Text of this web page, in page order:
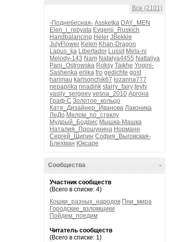
Все (2101)
-Поднебесная- Assketka DAY_MEN
Elen_i_rebyata Evgenij_Ruskich
Handbalancing Heler JBekkie
JulyFlower Kelen Khan-Dragon
Lapus_ka Libertador Lussit Mela-ni
Melody-143 Nam Natalya4455 Nattaliya
Pani_Ostrowska Roksy Taikhe Yogini-
Sashenka erlika fro gedichte gost
harimau karlsonchik67 lozanna777
nepaprika nnadink starry_fairy teyty
vasily_sergeev vesna_2010 Аргона
Граф-С Золотое_кольцо
Катя_Дизайнер_Иванова Лаконика
ЛеДо Мелом_по_стеклу
Мудрый_Бодрис Мышка-Машка
Наталия_Прошунина Норманн
Сергей_Щипин София_Выговская-
Блехман Юксаре
-
Сообщества
Участник сообществ
(Всего в списке: 4)
Кошки_разных_народов Пни_мира
Городские_взломщики
Пойдем_поедим
Читатель сообществ
(Всего в списке: 1)